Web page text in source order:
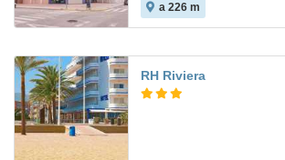
a 226 m
RH Riviera